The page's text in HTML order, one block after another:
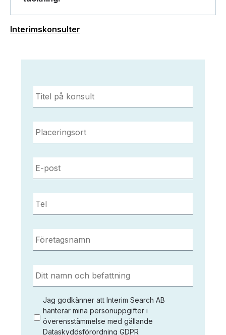
Interimskonsulter
Titel
på
konsult *
Placeringsort *
E-
post *
Tel *
Företagsnamn *
Ditt
namn
och
befattning *
Jag
godkänner
att
Jag godkänner att Interim Search AB
hanterar mina personuppgifter i
överensstämmelse med gällande
Dataskyddsförordning GDPR